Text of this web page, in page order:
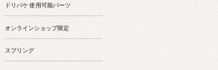
ドリパケ 使用可能パーツ
オンラインショップ限定
スプリング